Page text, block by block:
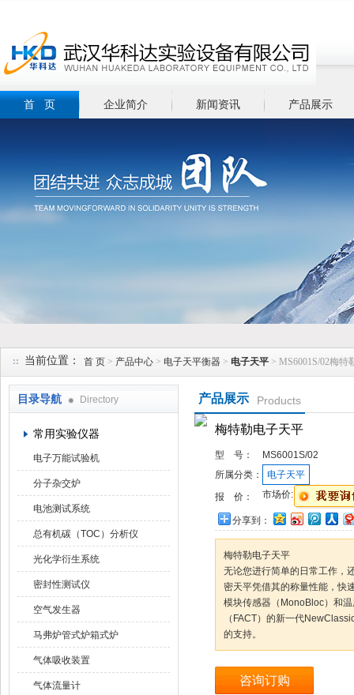
首 页 企业简介 新闻资讯 产品展示
当前位置： 首 页 > 产品中心 > 电子天平衡器 > 电子天平 > MS6001S/02梅特
目录导航 Directory
常用实验仪器
电子万能试验机
分子杂交炉
电池测试系统
总有机碳（TOC）分析仪
光化学衍生系统
密封性测试仪
空气发生器
马弗炉管式炉箱式炉
气体吸收装置
气体流量计
产品展示 Products
梅特勒电子天平
型 号：
MS6001S/02
所属分类：
电子天平
报 价：
市场价:
分享到：
梅特勒电子天平
无论您进行简单的日常工作，
密天平凭借其的称量性能，快
模块传感器（MonoBloc）和
（FACT）的新一代
的支持。
咨询订购